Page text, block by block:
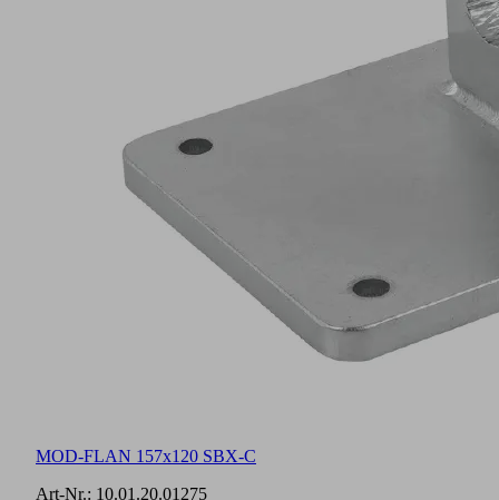
MOD-FLAN 157x120 SBX-C
Art-Nr.: 10.01.20.01275